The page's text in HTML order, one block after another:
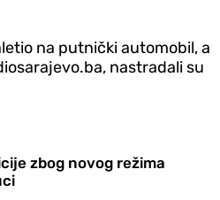
na putnički automobil, a
nastradali su
zbog novog režima